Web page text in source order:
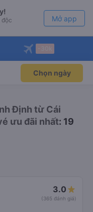
độc
Mở app
bay qua
Mở app
Chọn ngày
Định từ Cái
ưu đãi nhất: 19
3.0
(365 đánh giá)